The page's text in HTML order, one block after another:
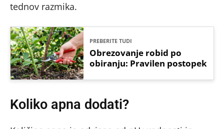
tednov razmika.
PREBERITE TUDI
Obrezovanje robid po
obiranju: Pravilen postopek
Koliko apna dodati?